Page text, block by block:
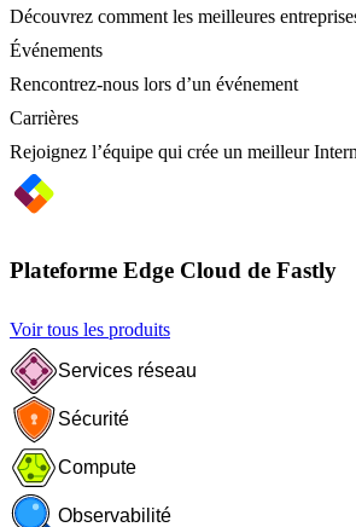
Découvrez comment les meilleures
Événements
Rencontrez-nous lors d’un événement
Carrières
Rejoignez l’équipe qui crée un meilleur
Plateforme Edge Cloud de Fastly
Voir tous les produits
Services réseau
Sécurité
Compute
Observabilité